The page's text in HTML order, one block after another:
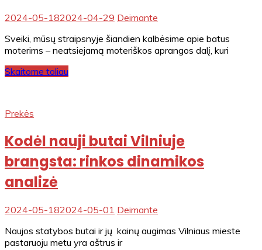
2024-05-182024-04-29 Deimante
Sveiki, mūsų straipsnyje šiandien kalbėsime apie batus
moterims – neatsiejamą moteriškos aprangos dalį, kuri
Skaitome toliau
Prekės
Kodėl nauji butai Vilniuje
brangsta: rinkos dinamikos
analizė
2024-05-182024-05-01 Deimante
Naujos statybos butai ir jų kainų augimas Vilniaus mieste
pastaruoju metu yra aštrus ir